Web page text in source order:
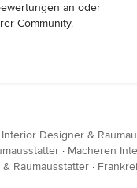
an oder
Community.
Designer &
· Macheren
Raumausstatter ·